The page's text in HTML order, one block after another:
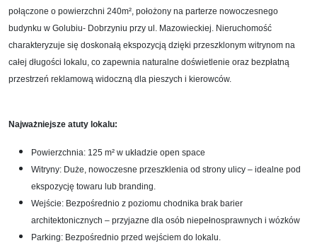
połączone o powierzchni 240m², położony na parterze nowoczesnego
budynku w Golubiu- Dobrzyniu przy ul. Mazowieckiej. Nieruchomość
charakteryzuje się doskonałą ekspozycją dzięki przeszklonym witrynom na
całej długości lokalu, co zapewnia naturalne doświetlenie oraz bezpłatną
przestrzeń reklamową widoczną dla pieszych i kierowców.
Najważniejsze atuty lokalu:
Powierzchnia: 125 m² w układzie open space
Witryny: Duże, nowoczesne przeszklenia od strony ulicy – idealne pod
ekspozycję towaru lub branding.
Wejście: Bezpośrednio z poziomu chodnika brak barier
architektonicznych – przyjazne dla osób niepełnosprawnych i wózków
Parking: Bezpośrednio przed wejściem do lokalu.